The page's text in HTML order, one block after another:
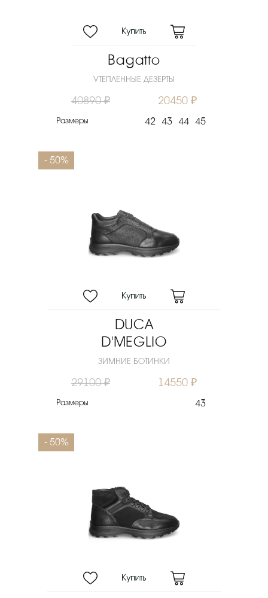
Bagatto
УТЕПЛЕННЫЕ ДЕЗЕРТЫ
40890 ₽ 20450 ₽
Размеры 42 43 44 45
- 50%
DUCA
D'MEGLIO
ЗИМНИЕ БОТИНКИ
29100 ₽ 14550 ₽
Размеры 43
- 50%